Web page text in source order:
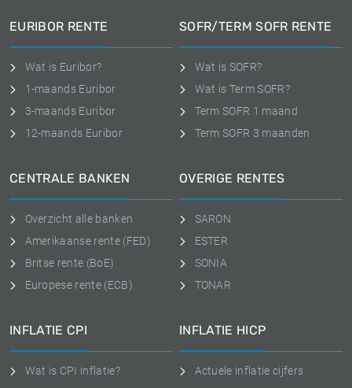
EURIBOR RENTE
Wat is Euribor?
1-maands Euribor
3-maands Euribor
12-maands Euribor
SOFR/TERM SOFR RENTE
Wat is SOFR?
Wat is Term SOFR?
Term SOFR 1 maand
Term SOFR 3 maanden
CENTRALE BANKEN
Overzicht alle banken
Amerikaanse rente (FED)
Britse rente (BoE)
Europese rente (ECB)
OVERIGE RENTES
SARON
ESTER
SONIA
TONAR
INFLATIE CPI
Wat is CPI inflatie?
INFLATIE HICP
Actuele inflatie cijfers